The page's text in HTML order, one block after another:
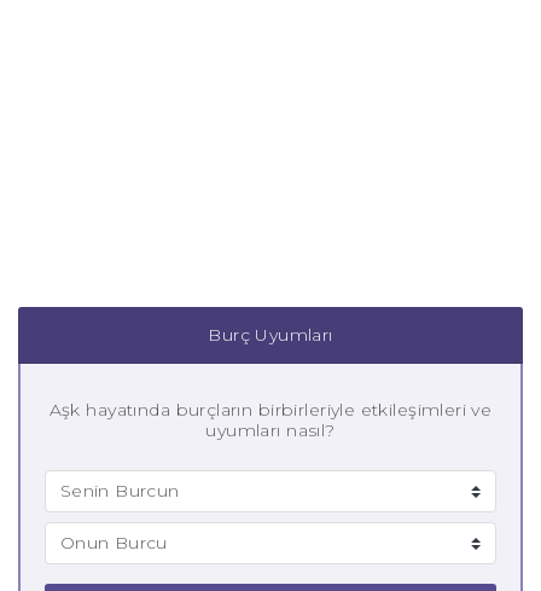
Burç Uyumları
Aşk hayatında burçların birbirleriyle etkileşimleri ve
uyumları nasıl?